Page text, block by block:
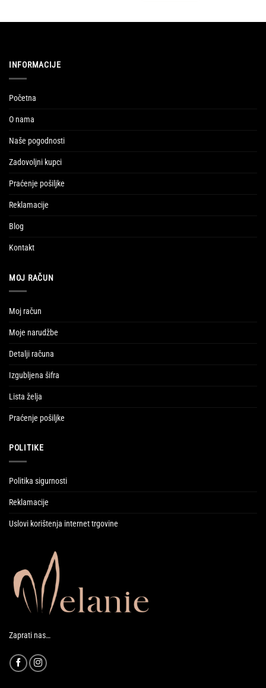
INFORMACIJE
Početna
O nama
Naše pogodnosti
Zadovoljni kupci
Praćenje pošiljke
Reklamacije
Blog
Kontakt
MOJ RAČUN
Moj račun
Moje narudžbe
Detalji računa
Izgubljena šifra
Lista želja
Praćenje pošiljke
POLITIKE
Politika sigurnosti
Reklamacije
Uslovi korištenja internet trgovine
Zaprati nas…